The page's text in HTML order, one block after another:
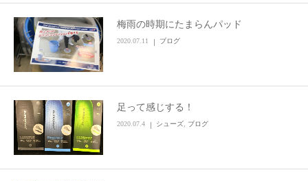
梅雨の時期にたまらんパッド
2020.07.11 ブログ
足って感じする！
2020.07.4 シューズ ブログ